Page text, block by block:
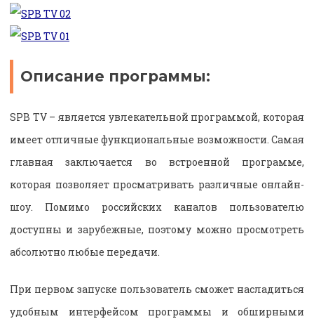
Описание программы:
SPB TV – является увлекательной программой, которая
имеет отличные функциональные возможности. Самая
главная заключается во встроенной программе,
которая позволяет просматривать различные онлайн-
шоу. Помимо российских каналов пользователю
доступны и зарубежные, поэтому можно просмотреть
абсолютно любые передачи.
При первом запуске пользователь сможет насладиться
удобным интерфейсом программы и обширными